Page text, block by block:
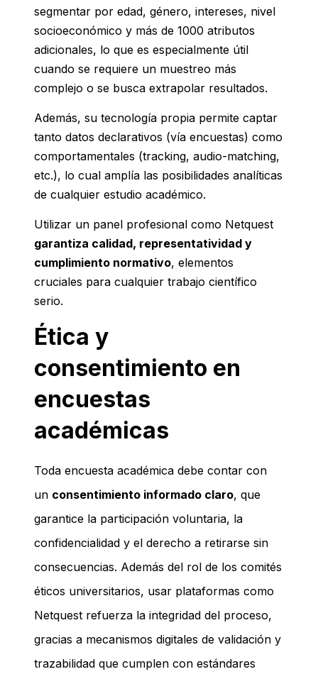
segmentar por edad, género, intereses, nivel
socioeconómico y más de 1000 atributos
adicionales, lo que es especialmente útil
cuando se requiere un muestreo más
complejo o se busca extrapolar resultados.
Además, su tecnología propia permite captar
tanto datos declarativos (vía encuestas) como
comportamentales (tracking, audio-matching,
etc.), lo cual amplía las posibilidades analíticas
de cualquier estudio académico.
Utilizar un panel profesional como Netquest
garantiza calidad, representatividad y
cumplimiento normativo, elementos
cruciales para cualquier trabajo científico
serio.
Ética y
consentimiento en
encuestas
académicas
Toda encuesta académica debe contar con
un consentimiento informado claro, que
garantice la participación voluntaria, la
confidencialidad y el derecho a retirarse sin
consecuencias. Además del rol de los comités
éticos universitarios, usar plataformas como
Netquest refuerza la integridad del proceso,
gracias a mecanismos digitales de validación y
trazabilidad que cumplen con estándares